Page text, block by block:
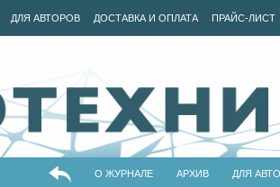
ДЛЯ АВТОРОВ ДОСТАВКА И ОПЛАТА ПРАЙС-ЛИСТ
О ЖУРНАЛЕ АРХИВ ДЛЯ